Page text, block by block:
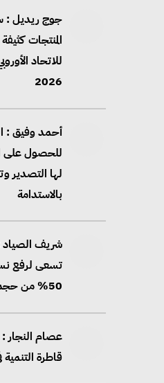
جوج ريديل :
المنتجات
للاتحاد
2026
أحمد وفيق :
للحصول على
لها التصدير
بالاستدامة
شريف
تسعى لرفع
50% من حجم إنتاجها
عصام النجار
قاطرة